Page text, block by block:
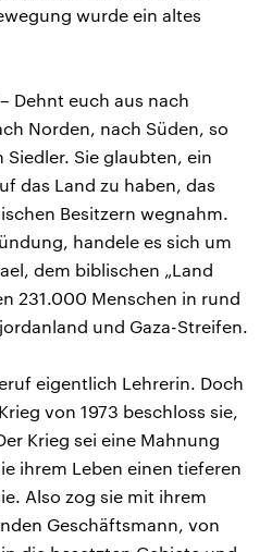
wurde ein altes
Dehnt euch aus nach
Norden, nach Süden, so
Sie glaubten, ein
das Land zu haben, das
Besitzern wegnahm.
handele es sich um
dem biblischen „Land
231.000 Menschen in rund
und Gaza-Streifen.
eigentlich Lehrerin. Doch
von 1973 beschloss sie,
Krieg sei eine Mahnung
ihrem Leben einen tieferen
Also zog sie mit ihrem
Geschäftsmann, von